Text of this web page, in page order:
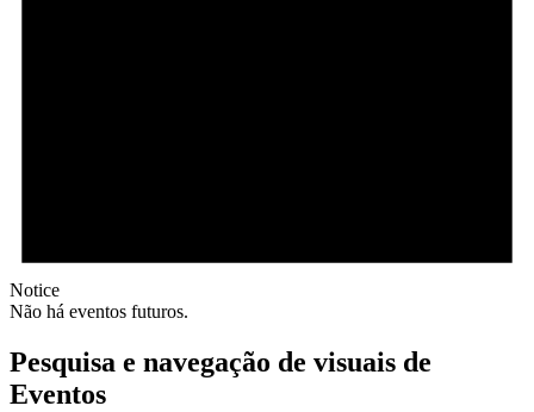
Notice
Não há eventos futuros.
Pesquisa e navegação de visuais de
Eventos